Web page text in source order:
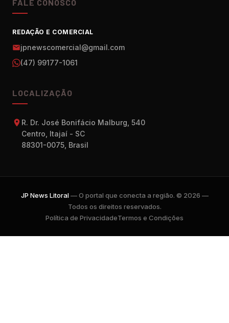
FALE CONOSCO
REDAÇÃO E COMERCIAL
jpnewscomercial@gmail.com
(47) 99177-1061
LOCALIZAÇÃO
R. Dr. José Bonifácio Malburg, 540
Centro, Itajaí - SC
88301-0075, Brasil
JP News Litoral— O portal que conecta a região. © 2026 —
Todos os direitos reservados.
Política de PrivacidadeTermos e Condições